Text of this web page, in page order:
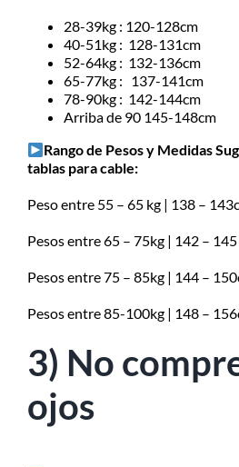
28-39kg : 120-128cm
40-51kg : 128-131cm
52-64kg : 132-136cm
65-77kg : 137-141cm
78-90kg : 142-144cm
Arriba de 90 145-148cm
Rango de Pesos y Medidas
tablas para cable:
Peso entre 55 – 65 kg | 138 –
Pesos entre 65 – 75kg | 142 – 145
Pesos entre 75 – 85kg | 144 –
Pesos entre 85-100kg | 148 –
3) No
ojos